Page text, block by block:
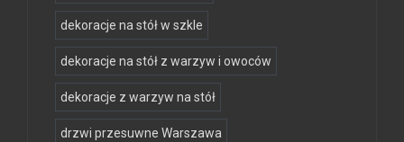
dekoracje na stół w szkle
dekoracje na stół z warzyw i owoców
dekoracje z warzyw na stół
drzwi przesuwne Warszawa